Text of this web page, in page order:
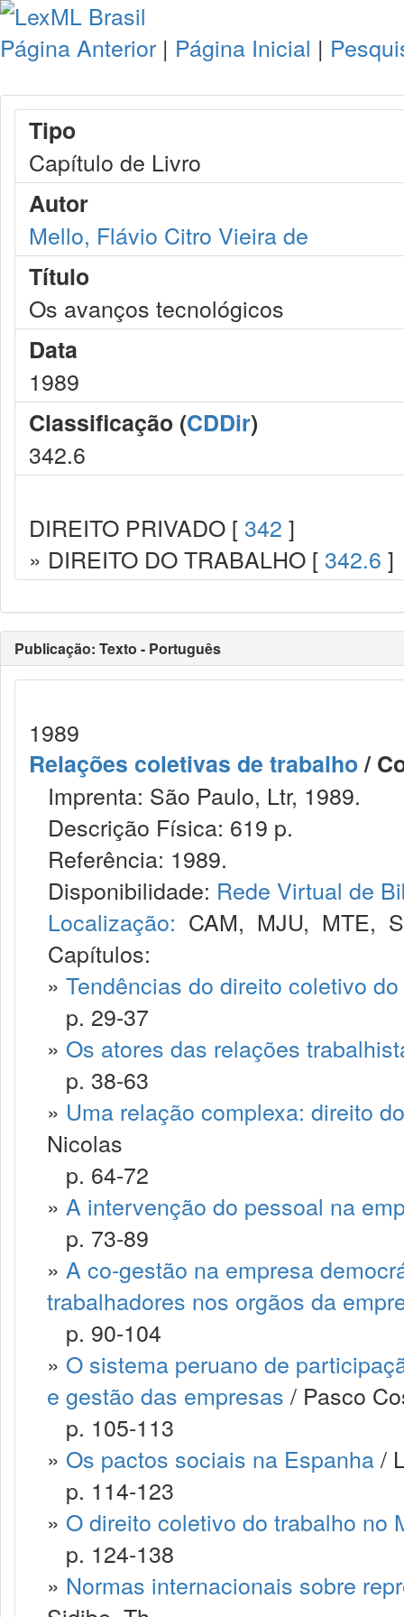
Página Anterior | Página Inicial |
Tipo
Capítulo de Livro
Autor
Mello, Flávio Citro Vieira de
Título
Os avanços tecnológicos
Data
1989
Classificação (CDDir)
342.6
DIREITO PRIVADO [ 342 ]
» DIREITO DO TRABALHO [ 342.6 ]
Publicação: Texto - Português
1989
Relações coletivas de trabalho/
Imprenta: São Paulo, Ltr, 1989.
Descrição Física: 619 p.
Referência: 1989.
Disponibilidade: Rede Virtual de
Localização: CAM, MJU, MTE,
Capítulos:
» Tendências do direito coletivo
p. 29-37
» Os atores das relações
p. 38-63
» Uma relação complexa: direito
Nicolas
p. 64-72
» A intervenção do pessoal na
p. 73-89
» A co-gestão na empresa
trabalhadores nos orgãos da
p. 90-104
» O sistema peruano de
e gestão das empresas / Pasco
p. 105-113
» Os pactos sociais na Espanha/
p. 114-123
» O direito coletivo do trabalho no
p. 124-138
» Normas internacionais sobre